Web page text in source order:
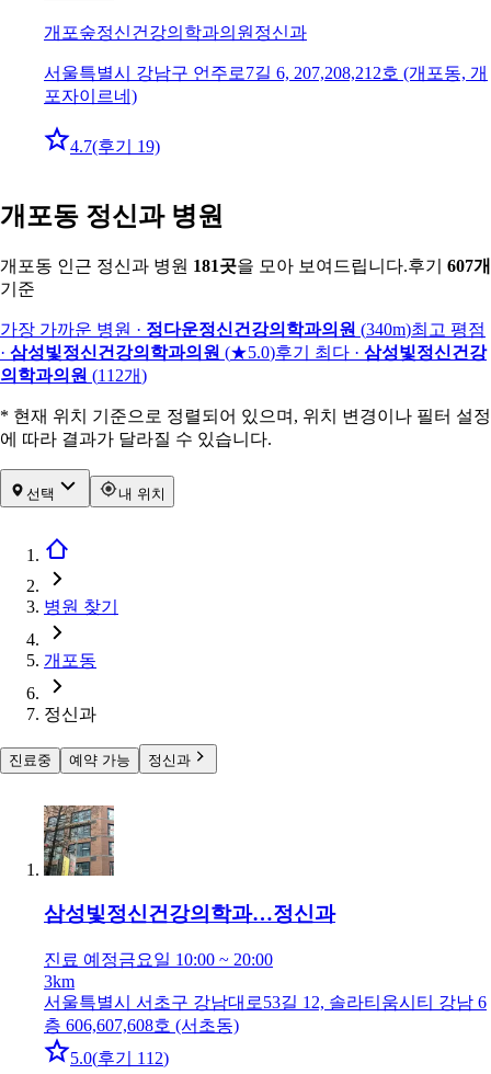
개포숲정신건강의학과의원 정신과
서울특별시 강남구 언주로7길 6, 207,208,212호 (개포동, 개
포자이르네)
4.7(후기 19)
개포동 정신과 병원
개포동 인근 정신과 병원 181곳을 모아 보여드립니다.후기 607개
기준
가장 가까운 병원 · 정다운정신건강의학과의원 (340m)최고 평점
· 삼성빛정신건강의학과의원 (★5.0)후기 최다 · 삼성빛정신건강
의학과의원 (112개)
* 현재 위치 기준으로 정렬되어 있으며, 위치 변경이나 필터 설정
에 따라 결과가 달라질 수 있습니다.
선택 내 위치
병원 찾기
개포동
정신과
진료중 예약 가능 정신과
삼성빛정신건강의학과…정신과
진료 예정금요일 10:00 ~ 20:00
3km
서울특별시 서초구 강남대로53길 12, 솔라티움시티 강남 6
층 606,607,608호 (서초동)
5.0(후기 112)